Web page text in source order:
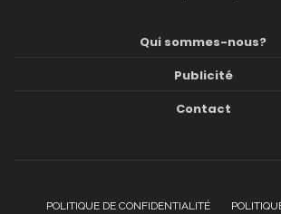
Qui sommes-nous?
Publicité
Contact
POLITIQUE DE CONFIDENTIALITÉ